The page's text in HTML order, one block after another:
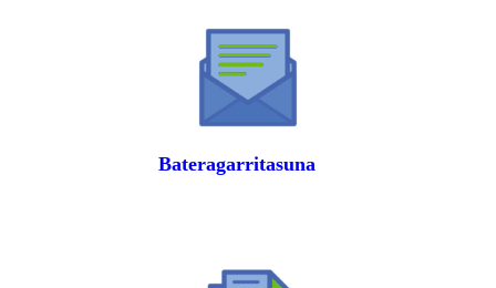
Bateragarritasuna